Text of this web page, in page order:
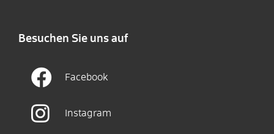
Besuchen Sie uns auf
Facebook
Instagram